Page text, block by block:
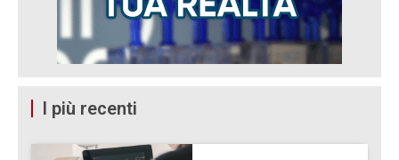
I più recenti